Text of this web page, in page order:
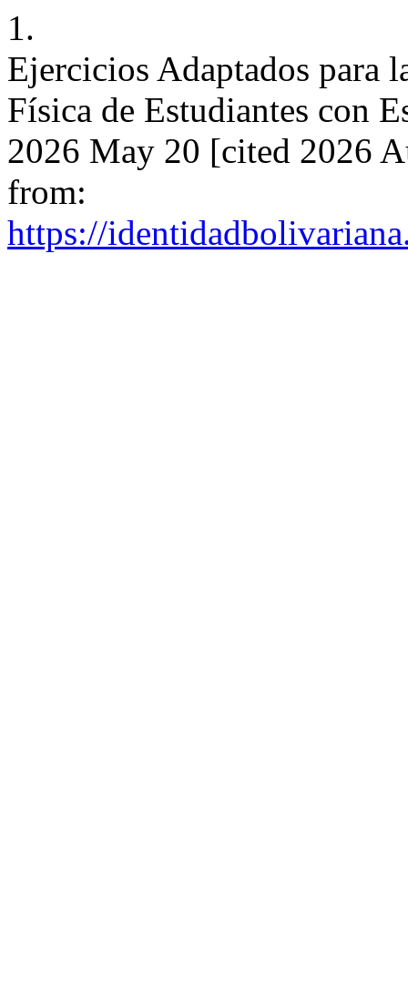
1.
Ejercicios Adaptados para
Física de Estudiantes con
2026 May 20 [cited 2026
from:
https://